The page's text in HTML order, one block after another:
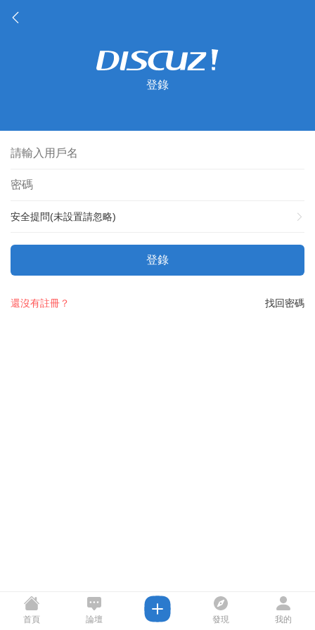
登錄
安全提問(未設置請忽略)
登錄
找回密碼
還沒有註冊？
首頁 論壇 發現 我的